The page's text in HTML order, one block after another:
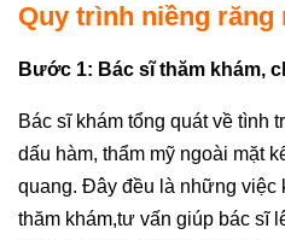
Quy trình niềng răng
Bước 1: Bác sĩ thăm khám,
Bác sĩ khám tổng quát về tình
dấu hàm, thẩm mỹ ngoài mặt
quang. Đây đều là những việc
thăm khám,tư vấn giúp bác sĩ